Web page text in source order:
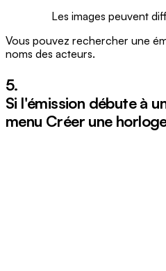
Les images peuvent
Vous pouvez rechercher une
noms des acteurs.
5.
Si l'émission débute à
menu Créer une